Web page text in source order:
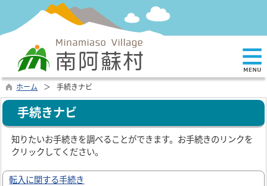
ホーム 手続きナビ
手続きナビ
知りたいお手続きを調べることができます。お手続きのリンクを
クリックしてください。
転入に関する手続き